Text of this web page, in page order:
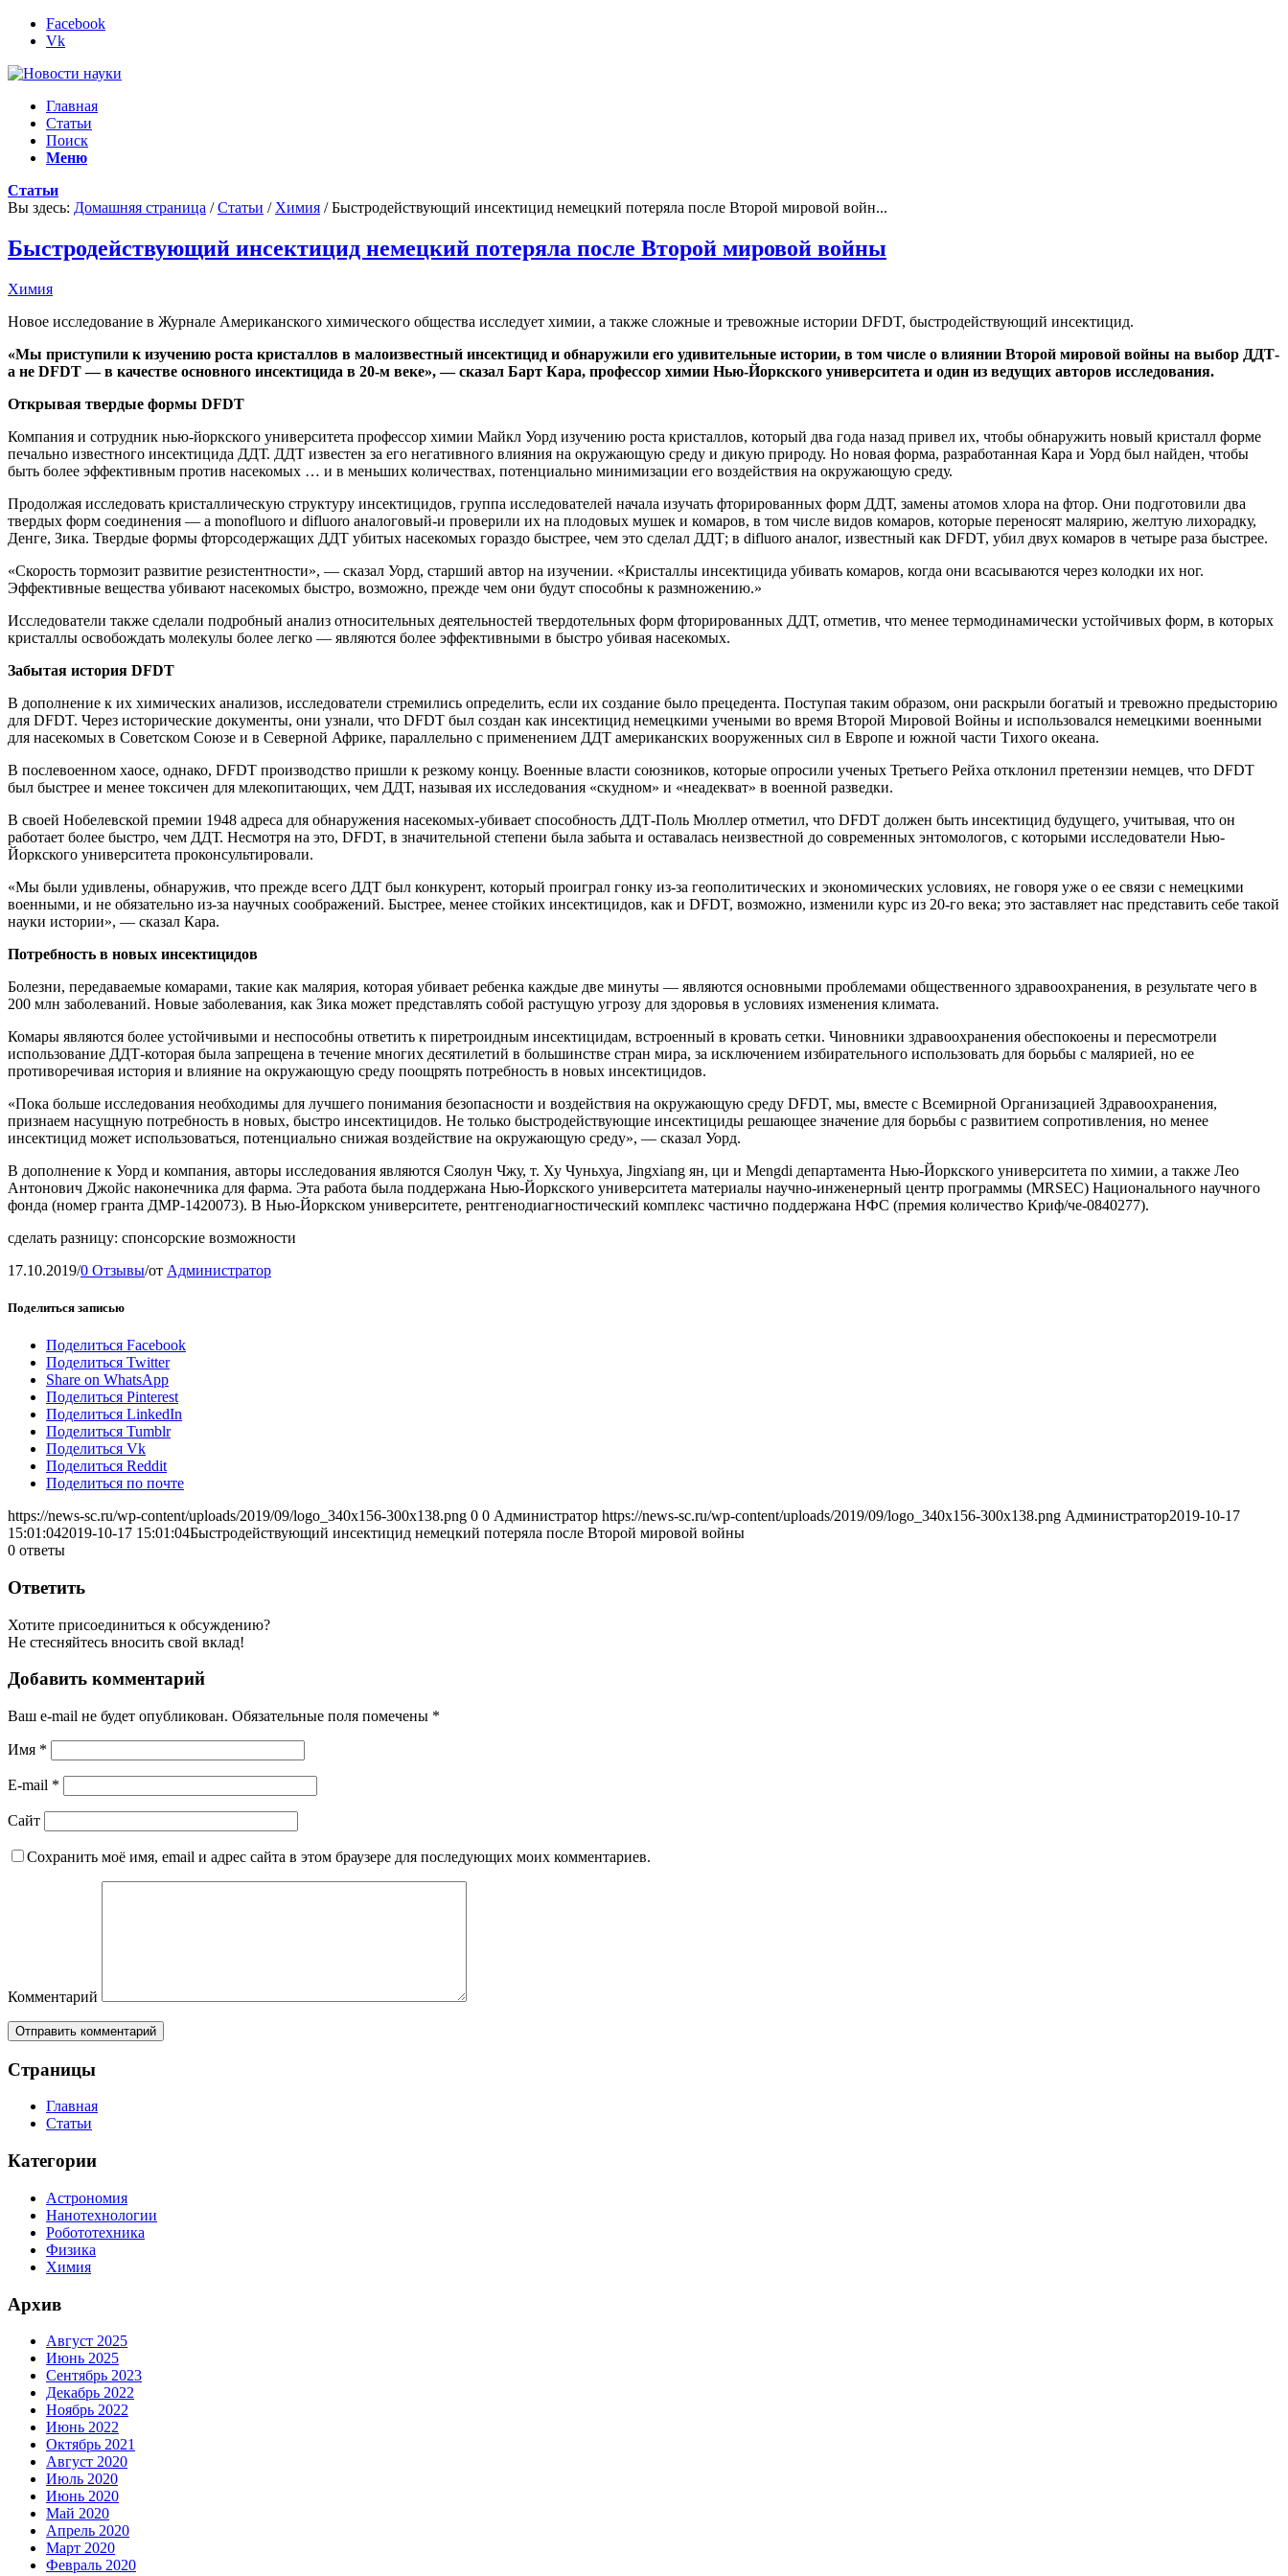
Facebook
Vk
Главная
Статьи
Поиск
Меню
Статьи
Вы здесь: Домашняя страница / Статьи / Химия / Быстродействующий инсектицид немецкий потеряла после Второй мировой войн...
Быстродействующий инсектицид немецкий потеряла после Второй мировой войны
Химия
Новое исследование в Журнале Американского химического общества исследует химии, а также сложные и тревожные истории DFDT, быстродействующий инсектицид.
«Мы приступили к изучению роста кристаллов в малоизвестный инсектицид и обнаружили его удивительные истории, в том числе о влиянии Второй мировой войны на выбор ДДТ-
а не DFDT — в качестве основного инсектицида в 20-м веке», — сказал Барт Кара, профессор химии Нью-Йоркского университета и один из ведущих авторов исследования.
Открывая твердые формы DFDT
Компания и сотрудник нью-йоркского университета профессор химии Майкл Уорд изучению роста кристаллов, который два года назад привел их, чтобы обнаружить новый кристалл форме
печально известного инсектицида ДДТ. ДДТ известен за его негативного влияния на окружающую среду и дикую природу. Но новая форма, разработанная Кара и Уорд был найден, чтобы
быть более эффективным против насекомых … и в меньших количествах, потенциально минимизации его воздействия на окружающую среду.
Продолжая исследовать кристаллическую структуру инсектицидов, группа исследователей начала изучать фторированных форм ДДТ, замены атомов хлора на фтор. Они подготовили два
твердых форм соединения — а monofluoro и difluoro аналоговый-и проверили их на плодовых мушек и комаров, в том числе видов комаров, которые переносят малярию, желтую лихорадку,
Денге, Зика. Твердые формы фторсодержащих ДДТ убитых насекомых гораздо быстрее, чем это сделал ДДТ; в difluoro аналог, известный как DFDT, убил двух комаров в четыре раза быстрее.
«Скорость тормозит развитие резистентности», — сказал Уорд, старший автор на изучении. «Кристаллы инсектицида убивать комаров, когда они всасываются через колодки их ног.
Эффективные вещества убивают насекомых быстро, возможно, прежде чем они будут способны к размножению.»
Исследователи также сделали подробный анализ относительных деятельностей твердотельных форм фторированных ДДТ, отметив, что менее термодинамически устойчивых форм, в которых
кристаллы освобождать молекулы более легко — являются более эффективными в быстро убивая насекомых.
Забытая история DFDT
В дополнение к их химических анализов, исследователи стремились определить, если их создание было прецедента. Поступая таким образом, они раскрыли богатый и тревожно предысторию
для DFDT. Через исторические документы, они узнали, что DFDT был создан как инсектицид немецкими учеными во время Второй Мировой Войны и использовался немецкими военными
для насекомых в Советском Союзе и в Северной Африке, параллельно с применением ДДТ американских вооруженных сил в Европе и южной части Тихого океана.
В послевоенном хаосе, однако, DFDT производство пришли к резкому концу. Военные власти союзников, которые опросили ученых Третьего Рейха отклонил претензии немцев, что DFDT
был быстрее и менее токсичен для млекопитающих, чем ДДТ, называя их исследования «скудном» и «неадекват» в военной разведки.
В своей Нобелевской премии 1948 адреса для обнаружения насекомых-убивает способность ДДТ-Поль Мюллер отметил, что DFDT должен быть инсектицид будущего, учитывая, что он
работает более быстро, чем ДДТ. Несмотря на это, DFDT, в значительной степени была забыта и оставалась неизвестной до современных энтомологов, с которыми исследователи Нью-
Йоркского университета проконсультировали.
«Мы были удивлены, обнаружив, что прежде всего ДДТ был конкурент, который проиграл гонку из-за геополитических и экономических условиях, не говоря уже о ее связи с немецкими
военными, и не обязательно из-за научных соображений. Быстрее, менее стойких инсектицидов, как и DFDT, возможно, изменили курс из 20-го века; это заставляет нас представить себе такой
науки истории», — сказал Кара.
Потребность в новых инсектицидов
Болезни, передаваемые комарами, такие как малярия, которая убивает ребенка каждые две минуты — являются основными проблемами общественного здравоохранения, в результате чего в
200 млн заболеваний. Новые заболевания, как Зика может представлять собой растущую угрозу для здоровья в условиях изменения климата.
Комары являются более устойчивыми и неспособны ответить к пиретроидным инсектицидам, встроенный в кровать сетки. Чиновники здравоохранения обеспокоены и пересмотрели
использование ДДТ-которая была запрещена в течение многих десятилетий в большинстве стран мира, за исключением избирательного использовать для борьбы с малярией, но ее
противоречивая история и влияние на окружающую среду поощрять потребность в новых инсектицидов.
«Пока больше исследования необходимы для лучшего понимания безопасности и воздействия на окружающую среду DFDT, мы, вместе с Всемирной Организацией Здравоохранения,
признаем насущную потребность в новых, быстро инсектицидов. Не только быстродействующие инсектициды решающее значение для борьбы с развитием сопротивления, но менее
инсектицид может использоваться, потенциально снижая воздействие на окружающую среду», — сказал Уорд.
В дополнение к Уорд и компания, авторы исследования являются Сяолун Чжу, т. Ху Чуньхуа, Jingxiang ян, ци и Mengdi департамента Нью-Йоркского университета по химии, а также Лео
Антонович Джойс наконечника для фарма. Эта работа была поддержана Нью-Йоркского университета материалы научно-инженерный центр программы (MRSEC) Национального научного
фонда (номер гранта ДМР-1420073). В Нью-Йоркском университете, рентгенодиагностический комплекс частично поддержана НФС (премия количество Криф/че-0840277).
сделать разницу: спонсорские возможности
17.10.2019/0 Отзывы/от Администратор
Поделиться записью
Поделиться Facebook
Поделиться Twitter
Share on WhatsApp
Поделиться Pinterest
Поделиться LinkedIn
Поделиться Tumblr
Поделиться Vk
Поделиться Reddit
Поделиться по почте
https://news-sc.ru/wp-content/uploads/2019/09/logo_340x156-300x138.png 0 0 Администратор https://news-sc.ru/wp-content/uploads/2019/09/logo_340x156-300x138.png Администратор2019-10-17
15:01:042019-10-17 15:01:04Быстродействующий инсектицид немецкий потеряла после Второй мировой войны
0 ответы
Ответить
Хотите присоединиться к обсуждению?
Не стесняйтесь вносить свой вклад!
Добавить комментарий
Ваш e-mail не будет опубликован. Обязательные поля помечены *
Имя *
E-mail *
Сайт
Сохранить моё имя, email и адрес сайта в этом браузере для последующих моих комментариев.
Комментарий
Страницы
Главная
Статьи
Категории
Астрономия
Нанотехнологии
Робототехника
Физика
Химия
Архив
Август 2025
Июнь 2025
Сентябрь 2023
Декабрь 2022
Ноябрь 2022
Июнь 2022
Октябрь 2021
Август 2020
Июль 2020
Июнь 2020
Май 2020
Апрель 2020
Март 2020
Февраль 2020